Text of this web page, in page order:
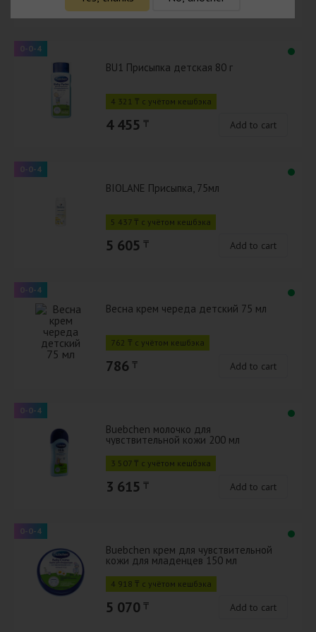
465
0-0-4
BU1 Присыпка детская 80 г
4 321 ₸ с учётом кешбэка
4 455 ₸ Add to cart
0-0-4
BIOLANE Присыпка, 75мл
5 437 ₸ с учётом кешбэка
5 605 ₸ Add to cart
0-0-4
Весна крем череда детский 75 мл
762 ₸ с учётом кешбэка
786 ₸ Add to cart
0-0-4
Buebchen молочко для
чувствительной кожи 200 мл
3 507 ₸ с учётом кешбэка
3 615 ₸ Add to cart
0-0-4
Buebchen крем для чувствительной
кожи для младенцев 150 мл
4 918 ₸ с учётом кешбэка
5 070 ₸ Add to cart